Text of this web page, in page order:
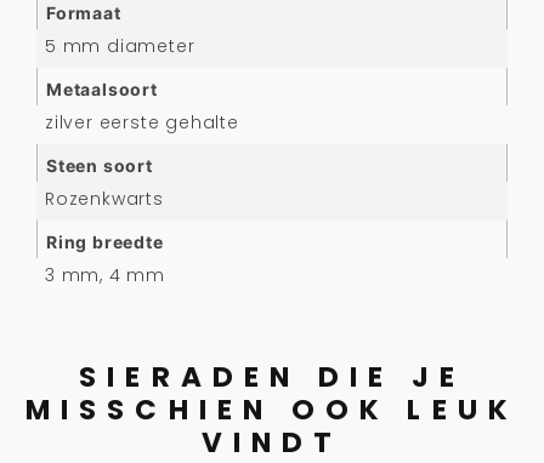
Formaat
5 mm diameter
Metaalsoort
zilver eerste gehalte
Steen soort
Rozenkwarts
Ring breedte
3 mm, 4 mm
SIERADEN DIE JE
MISSCHIEN OOK LEUK
VINDT